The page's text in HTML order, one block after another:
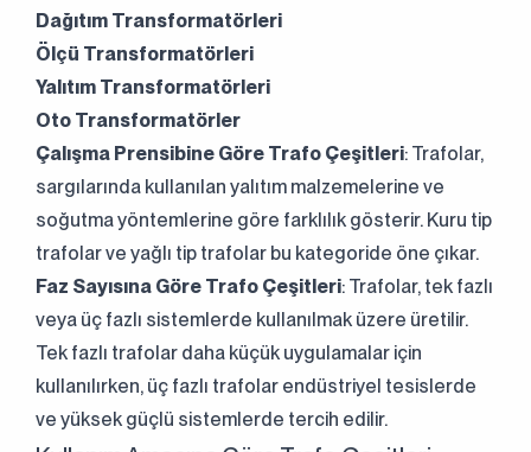
Dağıtım Transformatörleri
Ölçü Transformatörleri
Yalıtım Transformatörleri
Oto Transformatörler
Çalışma Prensibine Göre Trafo Çeşitleri: Trafolar,
sargılarında kullanılan yalıtım malzemelerine ve
soğutma yöntemlerine göre farklılık gösterir. Kuru tip
trafolar ve yağlı tip trafolar bu kategoride öne çıkar.
Faz Sayısına Göre Trafo Çeşitleri: Trafolar, tek fazlı
veya üç fazlı sistemlerde kullanılmak üzere üretilir.
Tek fazlı trafolar daha küçük uygulamalar için
kullanılırken, üç fazlı trafolar endüstriyel tesislerde
ve yüksek güçlü sistemlerde tercih edilir.